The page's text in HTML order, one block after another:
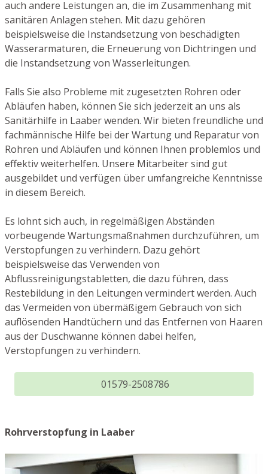
auch andere Leistungen an, die im Zusammenhang mit
sanitären Anlagen stehen. Mit dazu gehören
beispielsweise die Instandsetzung von beschädigten
Wasserarmaturen, die Erneuerung von Dichtringen und
die Instandsetzung von Wasserleitungen.
Falls Sie also Probleme mit zugesetzten Rohren oder
Abläufen haben, können Sie sich jederzeit an uns als
Sanitärhilfe in Laaber wenden. Wir bieten freundliche und
fachmännische Hilfe bei der Wartung und Reparatur von
Rohren und Abläufen und können Ihnen problemlos und
effektiv weiterhelfen. Unsere Mitarbeiter sind gut
ausgebildet und verfügen über umfangreiche Kenntnisse
in diesem Bereich.
Es lohnt sich auch, in regelmäßigen Abständen
vorbeugende Wartungsmaßnahmen durchzuführen, um
Verstopfungen zu verhindern. Dazu gehört
beispielsweise das Verwenden von
Abflussreinigungstabletten, die dazu führen, dass
Restebildung in den Leitungen vermindert werden. Auch
das Vermeiden von übermäßigem Gebrauch von sich
auflösenden Handtüchern und das Entfernen von Haaren
aus der Duschwanne können dabei helfen,
Verstopfungen zu verhindern.
01579-2508786
Rohrverstopfung in Laaber